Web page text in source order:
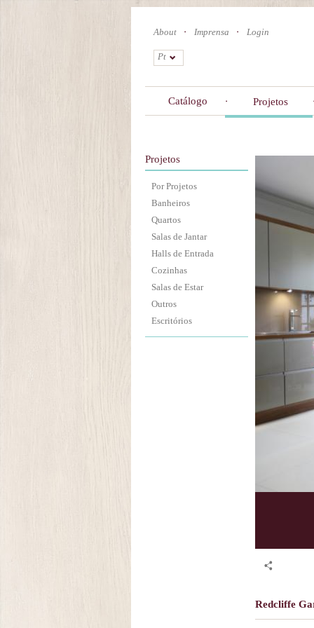
About Imprensa Login
Pt
Catálogo Projetos
Projetos
Por Projetos
Banheiros
Quartos
Salas de Jantar
Halls de Entrada
Cozinhas
Salas de Estar
Outros
Escritórios
Redcliffe